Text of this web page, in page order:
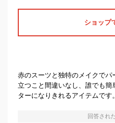
ショップ
赤のスーツと独特のメイクでパ
立つこと間違いなし、誰でも簡
ターになりきれるアイテムです。
回答され